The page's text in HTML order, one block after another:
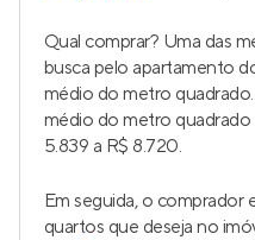
Qual comprar? Uma das
busca pelo apartamento
médio do metro
médio do metro quadrado
5.839 a R$ 8.720.
Em seguida, o comprador
quartos que deseja no